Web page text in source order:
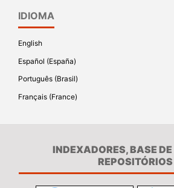
IDIOMA
English
Español (España)
Português (Brasil)
Français (France)
INDEXADORES, BASE DE
REPOSITÓRIOS